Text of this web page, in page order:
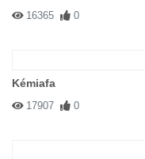
16365 0
Kémiafa
17907 0